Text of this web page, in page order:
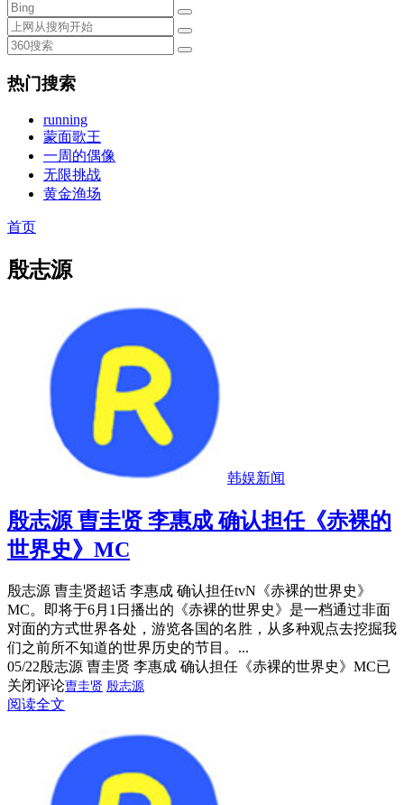
热门搜索
running
蒙面歌王
一周的偶像
无限挑战
黄金渔场
首页
殷志源
韩娱新闻
殷志源 曺圭贤 李惠成 确认担任《赤裸的
世界史》MC
殷志源 曺圭贤超话 李惠成 确认担任tvN《赤裸的世界史》
MC。即将于6月1日播出的《赤裸的世界史》是一档通过非面
对面的方式世界各处，游览各国的名胜，从多种观点去挖掘我
们之前所不知道的世界历史的节目。...
05/22殷志源 曺圭贤 李惠成 确认担任《赤裸的世界史》MC已
关闭评论曺圭贤 殷志源
阅读全文